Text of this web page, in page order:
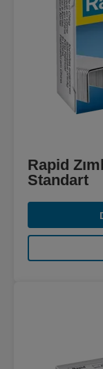
Rapid
Standart